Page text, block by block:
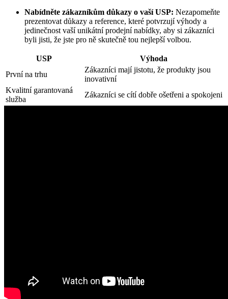
Nabídněte zákazníkům důkazy o ​vaší USP: Nezapomeňte
prezentovat důkazy a reference, ⁤které potvrzují ⁣výhody a
⁤jedinečnost ⁣vaší unikátní prodejní nabídky, aby si zákazníci
byli jisti, že jste pro‍ ně skutečně tou ‍nejlepší volbou.
USP
Výhoda
První na trhu
Zákazníci mají jistotu, že produkty jsou
inovativní
Kvalitní garantovaná‌
služba
Zákazníci se ‍cítí⁣ dobře​ ošetřeni​ a spokojeni